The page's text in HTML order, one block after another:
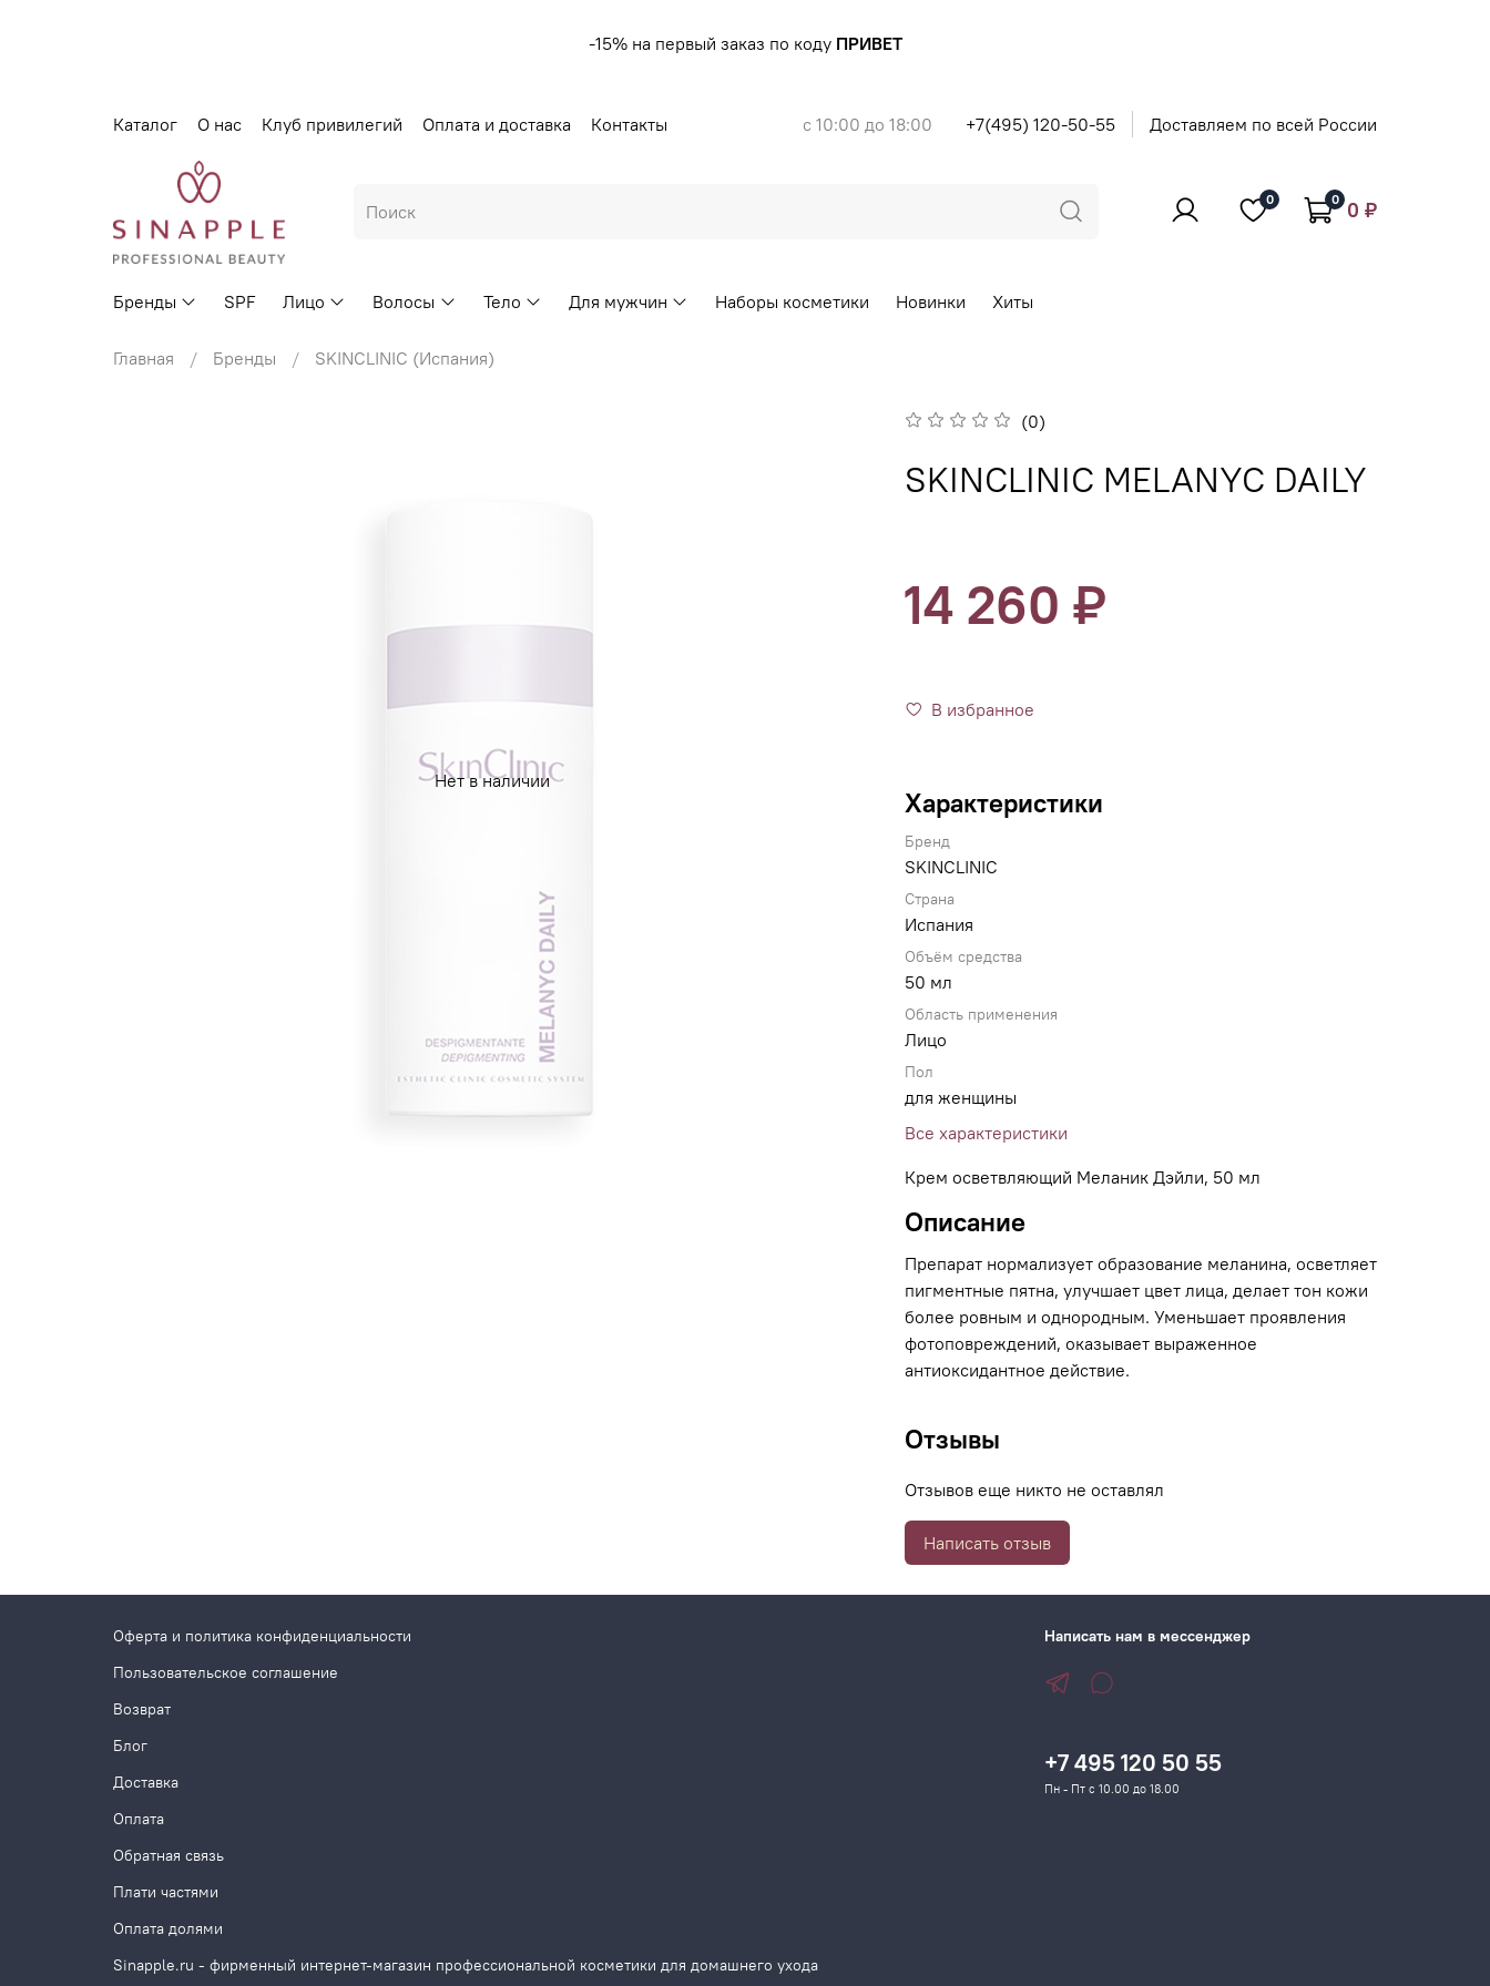
-15% на первый заказ по коду ПРИВЕТ
Каталог О нас Клуб привилегий Оплата и доставка Контакты с 10:00 до 18:00 +7(495) 120-50-55 Доставляем по всей России
0 0 0 ₽
Бренды SPF Лицо Волосы Тело Для мужчин Наборы косметики Новинки Хиты
Главная Бренды SKINCLINIC (Испания)
Нет в наличии
(0)
SKINCLINIC MELANYC DAILY
14 260 ₽
В избранное
Характеристики
Бренд
SKINCLINIC
Страна
Испания
Объём средства
50 мл
Область применения
Лицо
Пол
для женщины
Все характеристики
Крем осветвляющий Меланик Дэйли, 50 мл
Описание
Препарат нормализует образование меланина, осветляет
пигментные пятна, улучшает цвет лица, делает тон кожи
более ровным и однородным. Уменьшает проявления
фотоповреждений, оказывает выраженное
антиоксидантное действие.
Отзывы
Отзывов еще никто не оставлял
Написать отзыв
Оферта и политика конфиденциальности
Пользовательское соглашение
Возврат
Блог
Доставка
Оплата
Обратная связь
Плати частями
Оплата долями
Sinapple.ru - фирменный интернет-магазин профессиональной косметики для домашнего ухода
Написать нам в мессенджер
+7 495 120 50 55
Пн - Пт с 10.00 до 18.00